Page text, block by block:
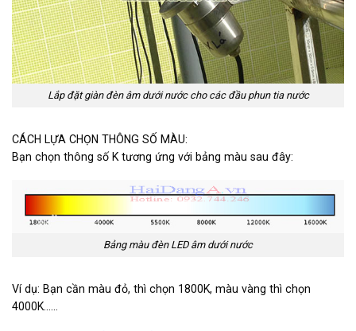
Lắp đặt giàn đèn âm dưới nước cho các đầu phun tia nước
CÁCH LỰA CHỌN THÔNG SỐ MÀU:
Bạn chọn thông số K tương ứng với bảng màu sau đây:
Bảng màu đèn LED âm dưới nước
Ví dụ: Bạn cần màu đỏ, thì chọn 1800K, màu vàng thì chọn
4000K……